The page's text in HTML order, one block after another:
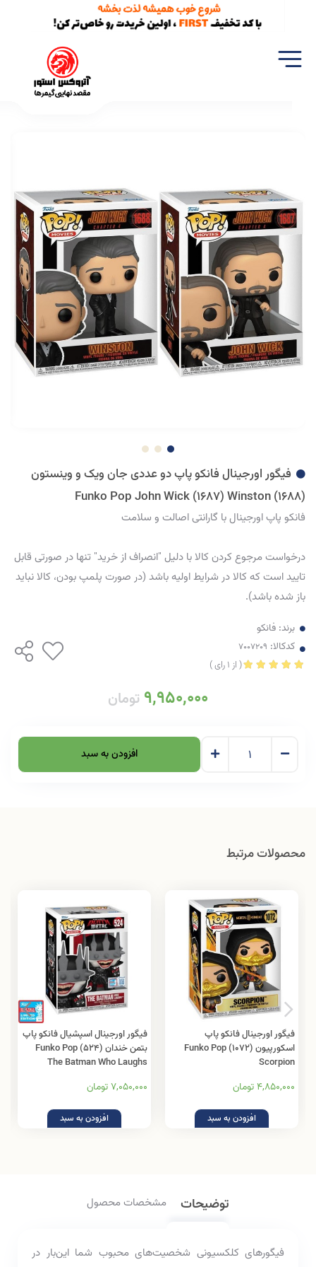
فیگور اورجینال فانکو پاپ دو عددی جان ویک و وینستون Funko Pop John Wick (1687) Winston (1688)
فیگور اورجینال فانکو پاپ دو عددی جان ویک و وینستون
Funko Pop John Wick (1687) Winston (1688)
فانکو پاپ اورجینال با گارانتی اصالت و سلامت
درخواست مرجوع کردن کالا با دلیل "انصراف از خرید" تنها در صورتی قابل
تایید است که کالا در شرایط اولیه باشد (در صورت پلمپ بودن، کالا نباید
باز شده باشد).
برند: فانکو
کدکالا:
( از 1 رای)
9,950,000 تومان
افزودن به سبد
محصولات مرتبط
فیگور اورجینال فانکو پاپ
اسکورپیون (1072) Funko Pop
Scorpion
4,850,000 تومان
افزودن به سبد
فیگور اورجینال اسپشیال فانکو پاپ
بتمن خندان (524) Funko Pop
The Batman Who Laughs
7,050,000 تومان
افزودن به سبد
توضیحات مشخصات محصول
فیگور‌های کلکسیونی شخصیت‌های محبوب شما این‌بار در